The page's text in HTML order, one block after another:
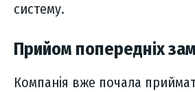
систему.
Прийом попередніх
Компанія вже почала